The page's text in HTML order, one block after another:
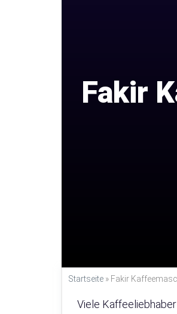
Fakir
Startseite » Fakir
Viele